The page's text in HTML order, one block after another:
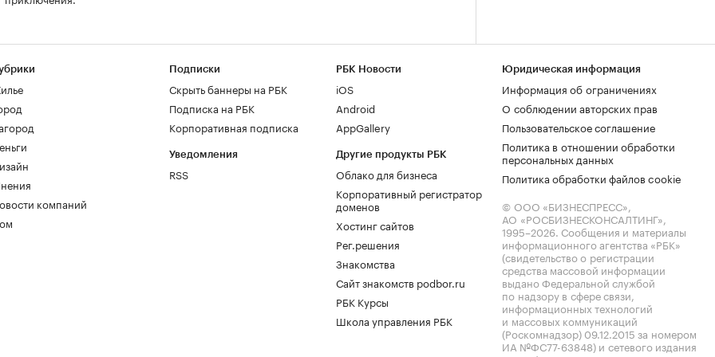
компаний
Подписки
Скрыть баннеры на РБК
Подписка на РБК
Корпоративная подписка
Уведомления
RSS
РБК Новости
iOS
Android
AppGallery
Другие продукты РБК
Облако для бизнеса
Корпоративный регистратор
доменов
Хостинг сайтов
Рег.решения
Знакомства
Сайт знакомств podbor.ru
РБК Курсы
Школа управления РБК
Юридическая информация
Информация об ограничениях
О соблюдении авторских прав
Пользовательское соглашение
Политика в отношении обработки
персональных данных
Политика обработки файлов cookie
© ООО «БИЗНЕСПРЕСС»,
АО «РОСБИЗНЕСКОНСАЛТИНГ»,
1995–2026. Сообщения и материалы
информационного агентства «РБК»
(свидетельство о регистрации
средства массовой информации
выдано Федеральной службой
по надзору в сфере связи,
информационных технологий
и массовых коммуникаций
(Роскомнадзор) 09.12.2015 за номером
ИА №ФС77-63848) и сетевого издания